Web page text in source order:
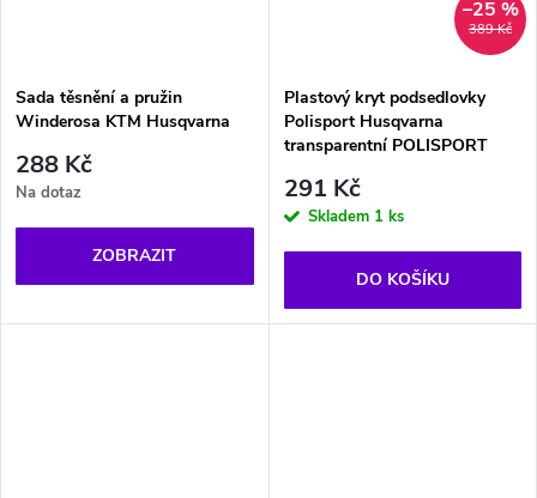
Sada těsnění a pružin
Winderosa KTM Husqvarna
288 Kč
Na dotaz
ZOBRAZIT
389 Kč
–25 %
Plastový kryt podsedlovky
Polisport Husqvarna
transparentní POLISPORT
291 Kč
Skladem 1 ks
DO KOŠÍKU